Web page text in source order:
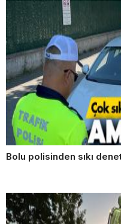
Bolu polisinden sıkı